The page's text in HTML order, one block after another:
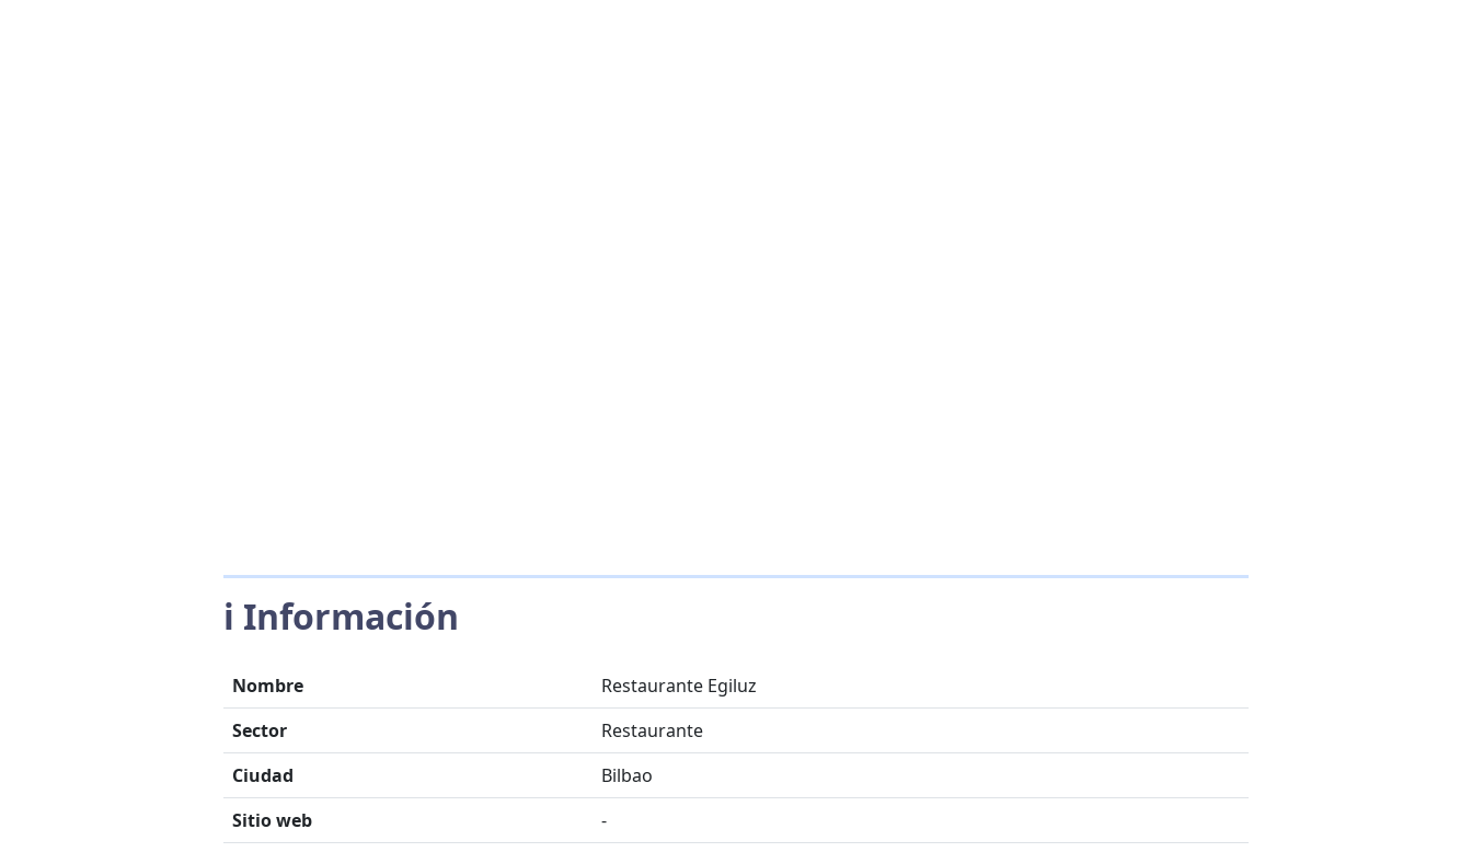
ℹ️ Información
Nombre
Restaurante Egiluz
Sector
Restaurante
Ciudad
Bilbao
Sitio web
-